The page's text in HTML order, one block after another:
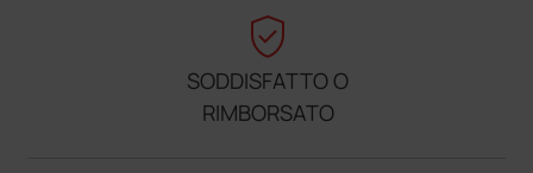
verified_user
SODDISFATTO O
RIMBORSATO